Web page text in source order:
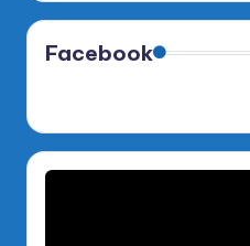
Facebook